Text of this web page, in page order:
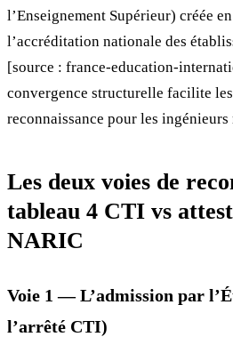
l’Enseignement Supérieur) créée
l’accréditation nationale des
[source : france-education-
convergence structurelle facilite les
reconnaissance pour les ingénieurs
Les deux voies de
tableau 4 CTI vs
NARIC
Voie 1 — L’admission par
l’arrêté CTI)